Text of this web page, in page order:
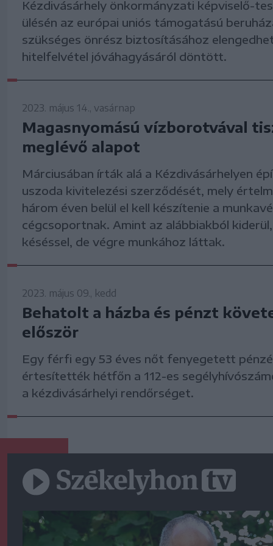
Kézdivásárhely önkormányzati képviselő-
ülésén az európai uniós támogatású
szükséges önrész biztosításához
hitelfelvétel jóváhagyásáról döntött.
2023. május 14., vasárnap
Magasnyomású vízborotvával
meglévő alapot
Márciusában írták alá a Kézdivásárhelyen
uszoda kivitelezési szerződését, mely
három éven belül el kell készítenie a
cégcsoportnak. Amint az alábbiakból
késéssel, de végre munkához láttak.
2023. május 09., kedd
Behatolt a házba és pénzt
először
Egy férfi egy 53 éves nőt fenyegetett
értesítették hétfőn a 112-es
a kézdivásárhelyi rendőrséget.